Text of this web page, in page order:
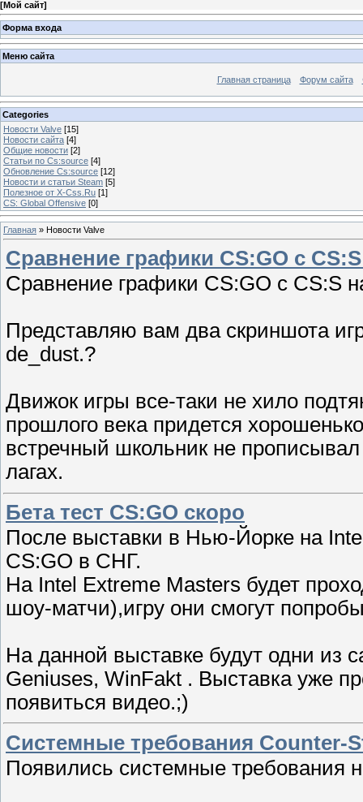
[Мой сайт]
Форма входа
Меню сайта
Главная страница Форум сайта
Categories
Новости Valve [15]
Новости сайта [4]
Общие новости [2]
Статьи по Cs:source [4]
Обновление Cs:source [12]
Новости и статьи Steam [5]
Полезное от X-Css.Ru [1]
CS: Global Offensive [0]
Главная » Новости Valve
Сравнение графики CS:GO с
Сравнение графики CS:GO с CS:S
Представляю вам два скриншота
de_dust.?
Движок игры все-таки не хило
прошлого века придется
встречный школьник не
лагах.
Бета тест CS:GO скоро
После выставки в Нью-Йорке на
CS:GO в СНГ.
На Intel Extreme Masters будет
шоу-матчи),игру они смогут
На данной выставке будут одни из
Geniuses, WinFakt . Выставка уже
появиться видео.;)
Системные требования Counter-
Появились системные требования